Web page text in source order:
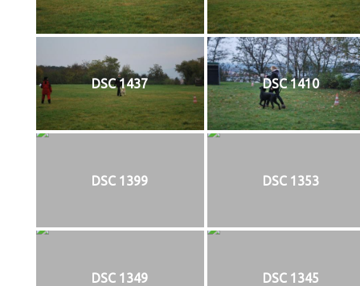
DSC 1437 DSC 1410
DSC 1399 DSC 1353
DSC 1349 DSC 1345